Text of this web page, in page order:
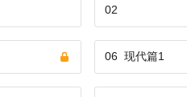
02
06 现代篇1